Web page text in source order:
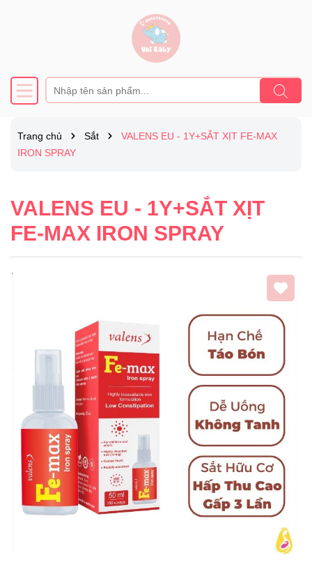
Trang chủ Sắt
VALENS EU - 1Y+SẮT XỊT FE-MAX
IRON SPRAY
VALENS EU - 1Y+SẮT XỊT
FE-MAX IRON SPRAY